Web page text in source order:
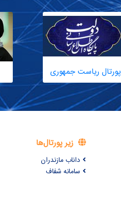
پورتال ریاست جمهوری
زیر پورتال‌ها
داناب مازندران
سامانه شفاف